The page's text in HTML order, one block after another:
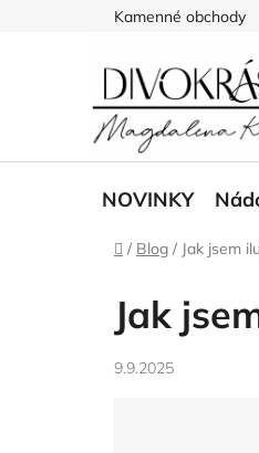
Kamenné obchody
NOVINKY
Domů
/ Blog / Jak jsem
Jak
9.9.2025